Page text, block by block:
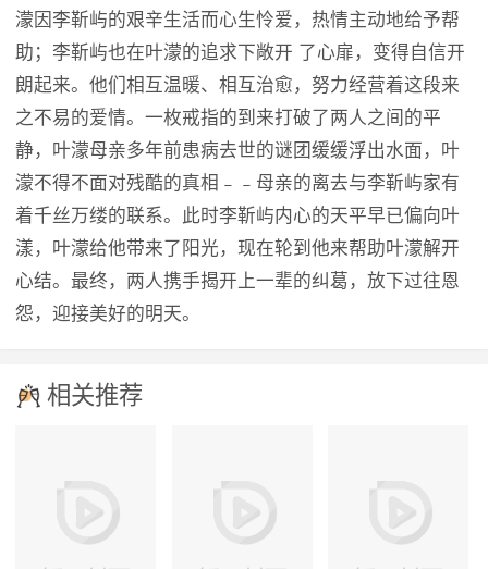
濛因李靳屿的艰辛生活而心生怜爱，热情主动地给予帮
助；李靳屿也在叶濛的追求下敞开 了心扉，变得自信开
朗起来。他们相互温暖、相互治愈，努力经营着这段来
之不易的爱情。一枚戒指的到来打破了两人之间的平
静，叶濛母亲多年前患病去世的谜团缓缓浮出水面，叶
濛不得不面对残酷的真相﹣﹣母亲的离去与李靳屿家有
着千丝万缕的联系。此时李靳屿内心的天平早已偏向叶
漾，叶濛给他带来了阳光，现在轮到他来帮助叶濛解开
心结。最终，两人携手揭开上一辈的纠葛，放下过往恩
怨，迎接美好的明天。
相关推荐